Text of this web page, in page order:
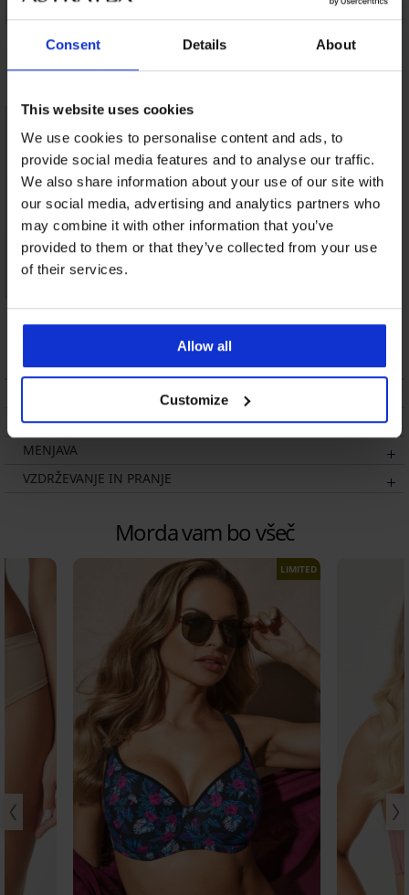
Consent Details About
This website uses cookies
We use cookies to personalise content and ads, to
provide social media features and to analyse our traffic.
We also share information about your use of our site with
our social media, advertising and analytics partners who
may combine it with other information that you’ve
provided to them or that they’ve collected from your use
of their services.
Allow all
Customize
Brezšivne boksarice
Petrol Blue II iz
bambusa
3 PACK boksaric v
pločevinki
34,99 €
3PACK Bombažne
boksarice Dunn
21,99 €
Brezšivne boksarice
Blue II iz bambusa
DOSTAVA IN PLAČILO
MENJAVA
VZDRŽEVANJE IN PRANJE
Morda vam bo všeč
LIMITED